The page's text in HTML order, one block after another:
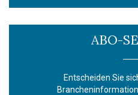
ABO-
Entscheiden Sie